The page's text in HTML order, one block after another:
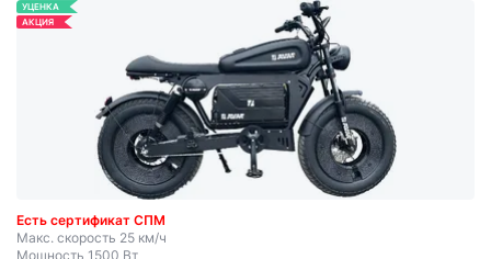
УЦЕНКА
АКЦИЯ
Есть сертификат СПМ
Макс. скорость 25 км/ч
Мощность 1500 Вт